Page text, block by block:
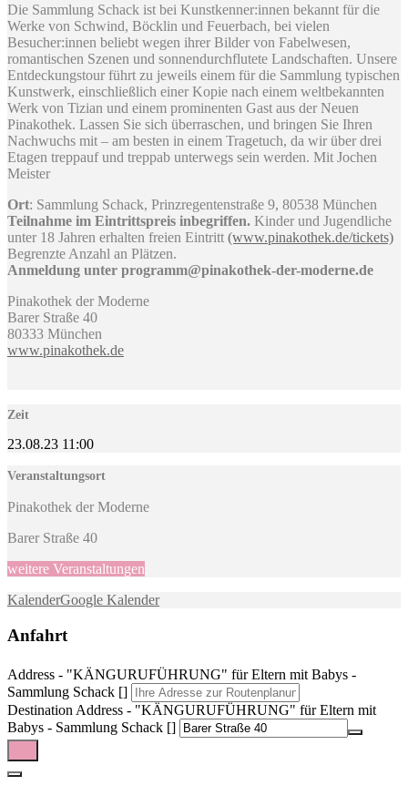
Die Sammlung Schack ist bei Kunstkenner:innen bekannt für die
Werke von Schwind, Böcklin und Feuerbach, bei vielen
Besucher:innen beliebt wegen ihrer Bilder von Fabelwesen,
romantischen Szenen und sonnendurchflutete Landschaften. Unsere
Entdeckungstour führt zu jeweils einem für die Sammlung typischen
Kunstwerk, einschließlich einer Kopie nach einem weltbekannten
Werk von Tizian und einem prominenten Gast aus der Neuen
Pinakothek. Lassen Sie sich überraschen, und bringen Sie Ihren
Nachwuchs mit – am besten in einem Tragetuch, da wir über drei
Etagen treppauf und treppab unterwegs sein werden. Mit Jochen
Meister
Ort: Sammlung Schack, Prinzregentenstraße 9, 80538 München
Teilnahme im Eintrittspreis inbegriffen. Kinder und Jugendliche
unter 18 Jahren erhalten freien Eintritt (www.pinakothek.de/tickets)
Begrenzte Anzahl an Plätzen.
Anmeldung unter programm@pinakothek-der-moderne.de
Pinakothek der Moderne
Barer Straße 40
80333 München
www.pinakothek.de
Zeit
23.08.23 11:00
Veranstaltungsort
Pinakothek der Moderne
Barer Straße 40
weitere Veranstaltungen
KalenderGoogle Kalender
Anfahrt
Address - "KÄNGURUFÜHRUNG" für Eltern mit Babys -
Sammlung Schack []
Destination Address - "KÄNGURUFÜHRUNG" für Eltern mit
Babys - Sammlung Schack []